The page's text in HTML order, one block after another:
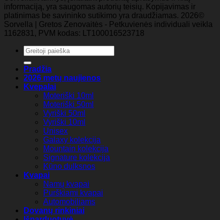
informaciją, yra saugomas autorių teisių. Kopijavimas ir
platinimas be savininko sutikimo yra draudžiamas. 2026©
Sorvella | Gretos Zenovaitės - Petkuvienės individuali veikla
1162831, PVM kodas: LT100016523718
Ieškoti:
Pradžia
2026 metų naujienos
Kvepalai
Moteriški 10ml
Moteriški 50ml
Vyriški 50ml
Vyriški 10ml
Unisex
Galaxy kolekcija
Mountain kolekcija
Signature kolekcija
Kūno dulksnos
Kvapai
Namų kvapai
Purškiami kvapai
Automobiliams
Dovanų rinkiniai